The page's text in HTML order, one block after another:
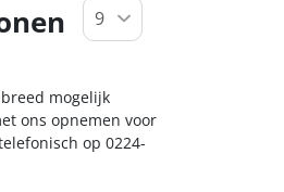
mogelijk
ons opnemen voor
op 0224-